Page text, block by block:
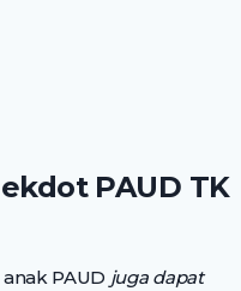
PAUD TK
PAUD juga dapat